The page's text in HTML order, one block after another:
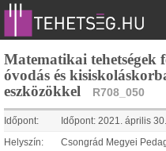
Matematikai tehetségek
óvodás és
eszközökkel
R708_050
Időpont: Időpont: 2021. április 30
Helyszín:
Csongrád Megyei